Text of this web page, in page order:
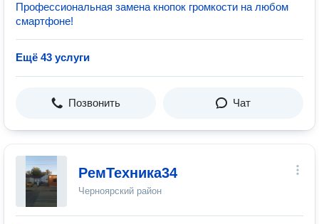
Профессиональная замена кнопок громкости на любом
смартфоне!
Ещё 43 услуги
Позвонить Чат
РемТехника34
Черноярский район